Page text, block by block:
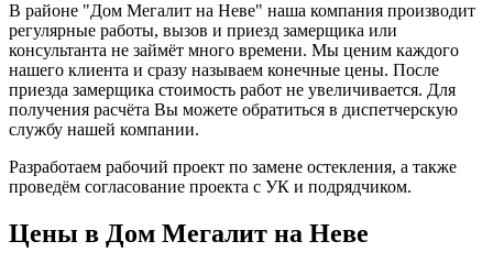
В районе "Дом Мегалит на Неве" наша компания производит
регулярные работы, вызов и приезд замерщика или
консультанта не займёт много времени. Мы ценим каждого
нашего клиента и сразу называем конечные цены. После
приезда замерщика стоимость работ не увеличивается. Для
получения расчёта Вы можете обратиться в диспетчерскую
службу нашей компании.
Разработаем рабочий проект по замене остекления, а также
проведём согласование проекта с УК и подрядчиком.
Цены в Дом Мегалит на Неве